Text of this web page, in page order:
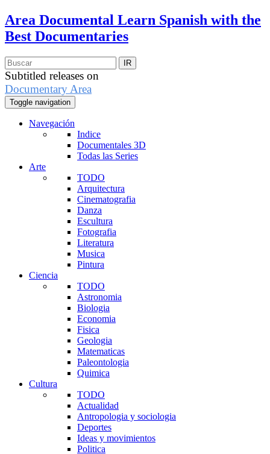
Area Documental Learn Spanish with the
Best Documentaries
Subtitled releases on
Documentary Area
Toggle navigation
Navegación
Indice
Documentales 3D
Todas las Series
Arte
TODO
Arquitectura
Cinematografia
Danza
Escultura
Fotografia
Literatura
Musica
Pintura
Ciencia
TODO
Astronomia
Biologia
Economia
Fisica
Geologia
Matematicas
Paleontologia
Quimica
Cultura
TODO
Actualidad
Antropologia y sociologia
Deportes
Ideas y movimientos
Politica